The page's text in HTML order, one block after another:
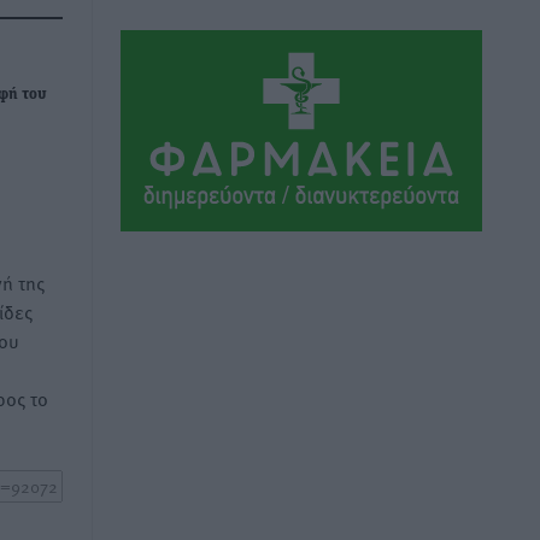
του
της
το
ΕΠΟ: Απέσυρε τη στήριξή της στην
υποψηφιότητα του Ινφαντίνο
Φοίβος Κω: Το «ευχαριστώ» για το 9ο